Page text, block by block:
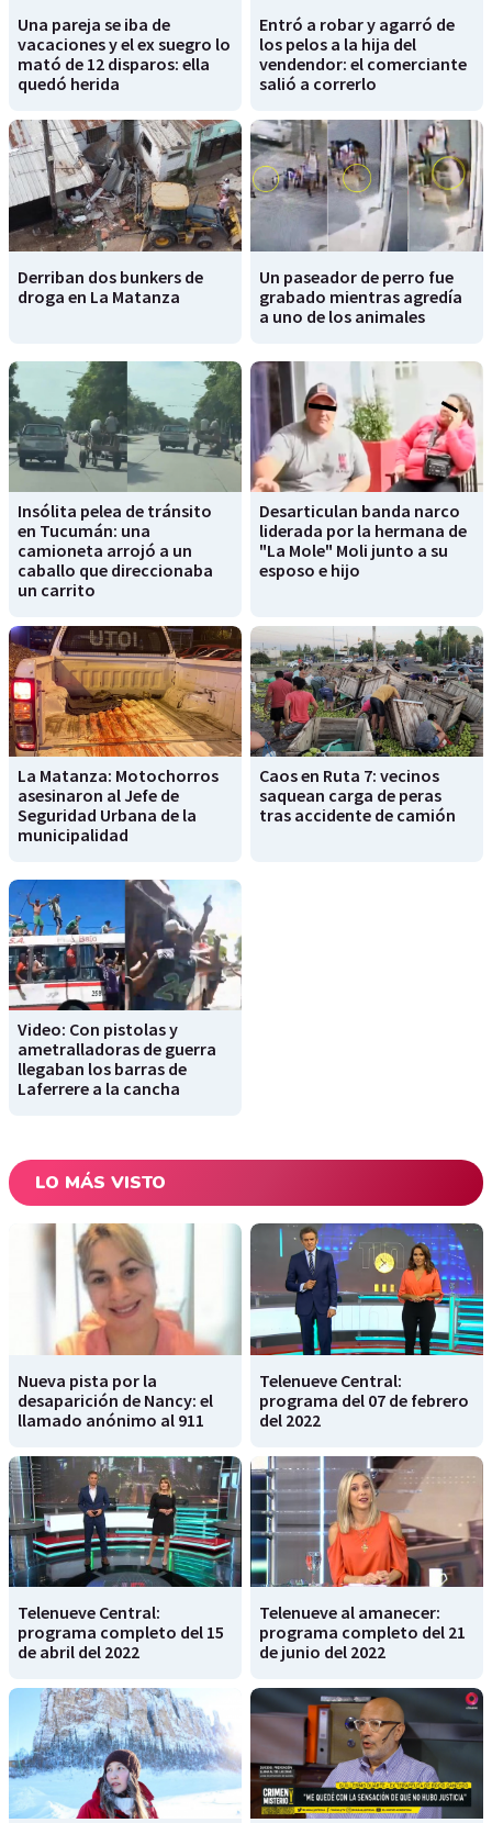
Una pareja se iba de
vacaciones y el ex suegro lo
mató de 12 disparos: ella
quedó herida
Entró a robar y agarró de
los pelos a la hija del
vendendor: el comerciante
salió a correrlo
Derriban dos bunkers de
droga en La Matanza
Un paseador de perro fue
grabado mientras agredía
a uno de los animales
Insólita pelea de tránsito
en Tucumán: una
camioneta arrojó a un
caballo que direccionaba
un carrito
Desarticulan banda narco
liderada por la hermana de
"La Mole" Moli junto a su
esposo e hijo
La Matanza: Motochorros
asesinaron al Jefe de
Seguridad Urbana de la
municipalidad
Caos en Ruta 7: vecinos
saquean carga de peras
tras accidente de camión
Video: Con pistolas y
ametralladoras de guerra
llegaban los barras de
Laferrere a la cancha
LO MÁS VISTO
Nueva pista por la
desaparición de Nancy: el
llamado anónimo al 911
Telenueve Central:
programa del 07 de febrero
del 2022
Telenueve Central:
programa completo del 15
de abril del 2022
Telenueve al amanecer:
programa completo del 21
de junio del 2022